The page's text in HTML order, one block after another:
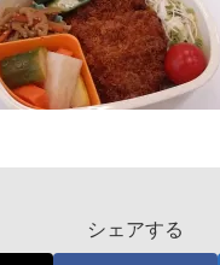
シェアする